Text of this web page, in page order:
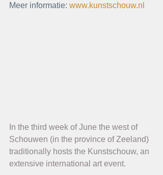
Meer informatie: www.kunstschouw.nl
In the third week of June the west of
Schouwen (in the province of Zeeland)
traditionally hosts the Kunstschouw, an
extensive international art event.